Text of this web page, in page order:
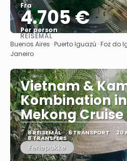
Fra
4.705 €
Per person
Se
REISEMÅL
Buenos Aires · Puerto Iguazú · Foz do
Janeiro
Vietnam &
Kombination
Mekong Cruise
8 REISEMÅL 6 TRANSPORT 20
8 TRANSFERS
Feriepakke